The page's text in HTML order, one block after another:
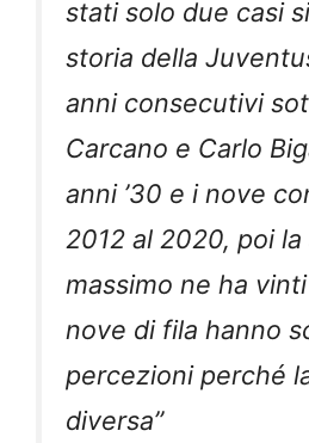
stati solo due casi
storia della
anni consecutivi
Carcano e Carlo
anni ’30 e i nove
2012 al 2020, poi
massimo ne ha
nove di fila hanno
percezioni perché
diversa”